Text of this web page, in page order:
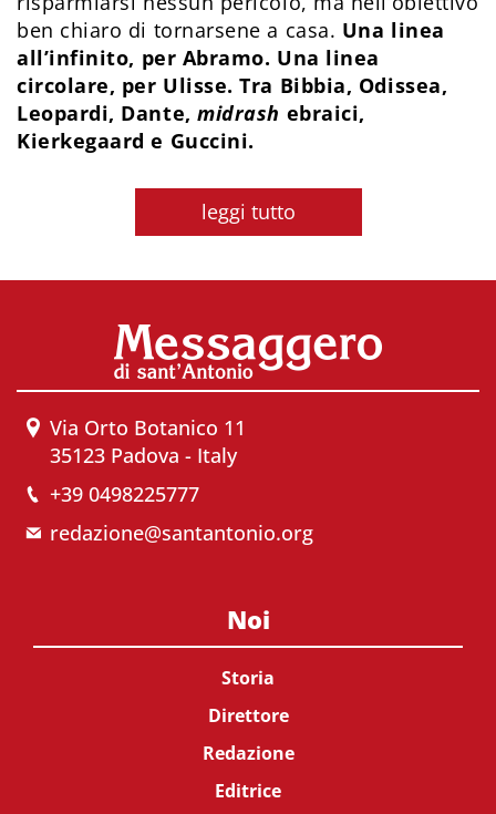
ben chiaro di tornarsene a casa. Una linea
all’infinito, per Abramo. Una linea
circolare, per Ulisse. Tra Bibbia, Odissea,
Leopardi, Dante,midrash ebraici,
Kierkegaard e Guccini.
leggi tutto
Via Orto Botanico 11
35123 Padova - Italy
+39 0498225777
redazione@santantonio.org
Noi
Storia
Direttore
Redazione
Editrice